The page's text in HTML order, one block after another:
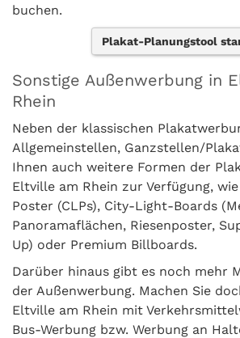
buchen.
Plakat-Planungstool
Sonstige Außenwerbung in
Rhein
Neben der klassischen
Allgemeinstellen, Ganzstellen/
Ihnen auch weitere Formen der
Eltville am Rhein zur Verfügung,
Poster (CLPs), City-Light-Boards
Panoramaflächen, Riesenposter,
Up) oder Premium Billboards.
Darüber hinaus gibt es noch mehr
der Außenwerbung. Machen Sie
Eltville am Rhein mit
Bus-Werbung bzw. Werbung an